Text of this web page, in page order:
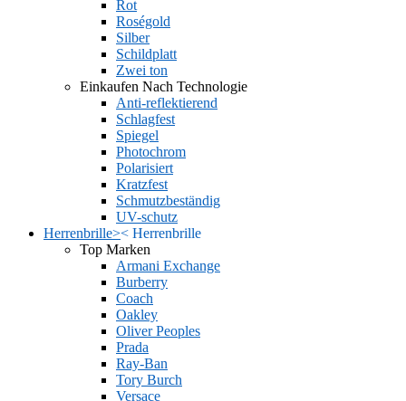
Rot
Roségold
Silber
Schildplatt
Zwei ton
Einkaufen Nach Technologie
Anti-reflektierend
Schlagfest
Spiegel
Photochrom
Polarisiert
Kratzfest
Schmutzbeständig
UV-schutz
Herrenbrille>< Herrenbrille
Top Marken
Armani Exchange
Burberry
Coach
Oakley
Oliver Peoples
Prada
Ray-Ban
Tory Burch
Versace